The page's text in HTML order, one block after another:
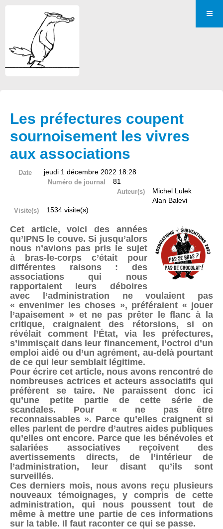
Les préfectures coupent
sournoisement les vivres
aux associations
Date jeudi 1 décembre 2022 18:28
Numéro de journal 81
Auteur(s)
Michel Lulek
Alan Balevi
Visite(s) 1534 visite(s)
Cet article, voici des années
qu’IPNS le couve. Si jusqu’alors
nous n’avions pas pris le sujet
à bras-le-corps c’était pour
différentes raisons : des
associations qui nous
rapportaient leurs déboires
avec l’administration ne voulaient pas
« envenimer les choses », préféraient « jouer
l’apaisement » et ne pas prêter le flanc à la
critique, craignaient des rétorsions, si on
révélait comment l’État, via les préfectures,
s’immisçait dans leur financement, l’octroi d’un
emploi aidé ou d’un agrément, au-delà pourtant
de ce qui leur semblait légitime.
Pour écrire cet article, nous avons rencontré de
nombreuses actrices et acteurs associatifs qui
préfèrent se taire. Ne paraissent donc ici
qu’une petite partie de cette série de
scandales. Pour « ne pas être
reconnaissables ». Parce qu’elles craignent si
elles parlent de perdre d’autres aides publiques
qu’elles ont encore. Parce que les bénévoles et
salariées associatives reçoivent des
avertissements directs, de l’intérieur de
l’administration, leur disant qu’ils sont
surveillés.
Ces derniers mois, nous avons reçu plusieurs
nouveaux témoignages, y compris de cette
administration, qui nous poussent tout de
même à mettre une partie de ces informations
sur la table. Il faut raconter ce qui se passe.